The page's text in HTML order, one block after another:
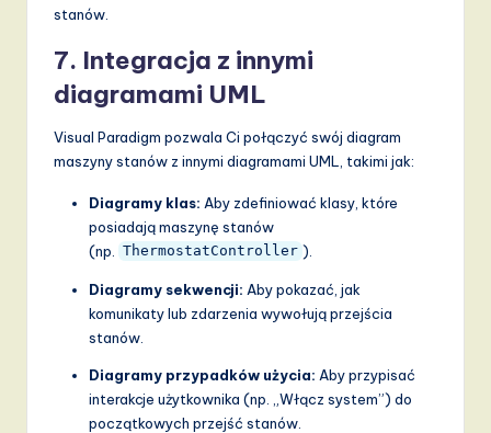
stanów.
7. Integracja z innymi
diagramami UML
Visual Paradigm pozwala Ci połączyć swój diagram
maszyny stanów z innymi diagramami UML, takimi jak:
Diagramy klas: Aby zdefiniować klasy, które
posiadają maszynę stanów
(np.
ThermostatController ).
Diagramy sekwencji: Aby pokazać, jak
komunikaty lub zdarzenia wywołują przejścia
stanów.
Diagramy przypadków użycia: Aby przypisać
interakcje użytkownika (np. „Włącz system”) do
początkowych przejść stanów.